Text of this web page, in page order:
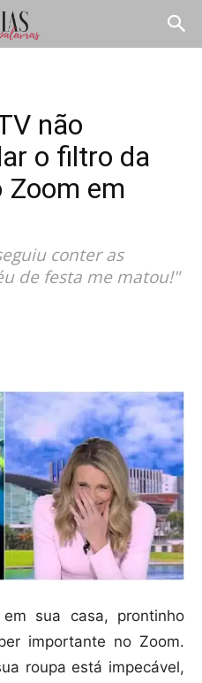
não
o filtro da
Zoom em
conter as
de festa me matou!"
sua casa, prontinho
importante no Zoom.
roupa está impecável,